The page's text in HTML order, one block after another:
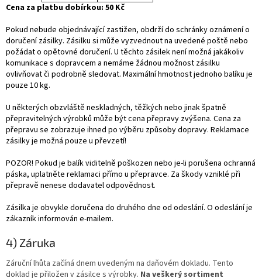
Cena za platbu dobírkou: 50 Kč
Pokud nebude objednávající zastižen, obdrží do schránky oznámení o
doručení zásilky. Zásilku si může vyzvednout na uvedené poště nebo
požádat o opětovné doručení. U těchto zásilek není možná jakákoliv
komunikace s dopravcem a nemáme žádnou možnost zásilku
ovlivňovat či podrobně sledovat. Maximální hmotnost jednoho balíku je
pouze 10 kg.
U některých obzvláště neskladných, těžkých nebo jinak špatně
přepravitelných výrobků může být cena přepravy zvýšena. Cena za
přepravu se zobrazuje ihned po výběru způsoby dopravy. Reklamace
zásilky je možná pouze u převzetí!
POZOR! Pokud je balík viditelně poškozen nebo je-li porušena ochranná
páska, uplatněte reklamaci přímo u přepravce. Za škody vzniklé při
přepravě nenese dodavatel odpovědnost.
Zásilka je obvykle doručena do druhého dne od odeslání. O odeslání je
zákazník informován e-mailem.
4) Záruka
Záruční lhůta začíná dnem uvedeným na daňovém dokladu. Tento
doklad je přiložen v zásilce s výrobky. Na veškerý sortiment